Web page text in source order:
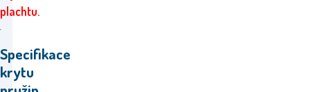
plachtu.
Specifikace
krytu